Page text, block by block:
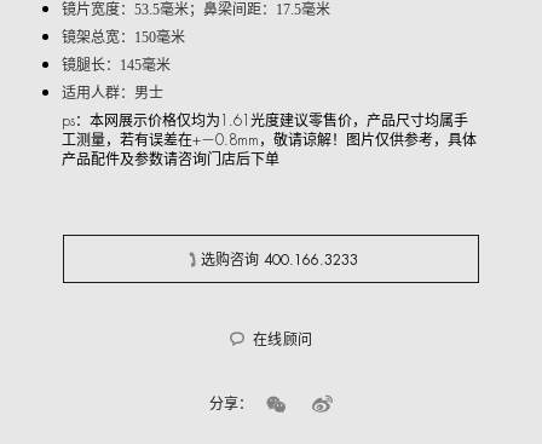
镜片宽度：53.5毫米；鼻梁间距：17.5毫米
镜架总宽：150毫米
镜腿长：145毫米
适用人群：男士
ps：本网展示价格仅均为1.61光度建议零售价，产品尺寸均属手
工测量，若有误差在+—0.8mm，敬请谅解！图片仅供参考，具体
产品配件及参数请咨询门店后下单
选购咨询 400.166.3233
在线顾问
分享：